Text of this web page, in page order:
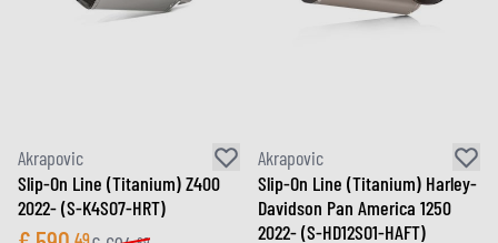
Akrapovic
Slip-On Line (Titanium) Z400
2022- (S-K4SO7-HRT)
49
Akrapovic
Slip-On Line (Titanium) Harley-
Davidson Pan America 1250
2022- (S-HD12SO1-HAFT)